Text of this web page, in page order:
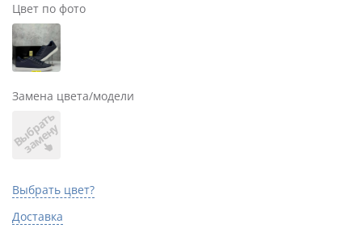
Цвет по фото
Замена цвета/модели
В
ы
б
р
а
т
ь
з
а
м
е
н
у
Выбрать цвет?
Доставка